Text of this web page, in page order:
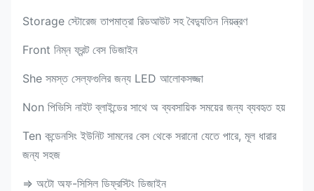
Storage স্টোরেজ তাপমাত্রা রিডআউট সহ বৈদ্যুতিন নিয়ন্ত্রণ
Front নিম্ন ফ্রন্ট বেস ডিজাইন
She সমস্ত সেল্ফগুলির জন্য LED আলোকসজ্জা
Non পিভিসি নাইট ব্লাইন্ডের সাথে অ ব্যবসায়িক সময়ের জন্য ব্যবহৃত হয়
Ten কন্ডেনসিং ইউনিট সামনের বেস থেকে সরানো যেতে পারে, মূল ধারার
জন্য সহজ
⇒ অটো অফ-সিসিল ডিফ্রস্টিং ডিজাইন